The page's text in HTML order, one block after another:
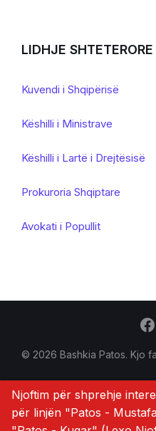
LIDHJE SHTETERORE
Kuvendi i Shqipërisë
Këshilli i Ministrave
Këshilli i Lartë i Drejtësisë
Prokuroria Shqiptare
Avokati i Popullit
© 2026 Bashkia Patos. Kjo
Njoftim për shprehje
për linjën "Patos -